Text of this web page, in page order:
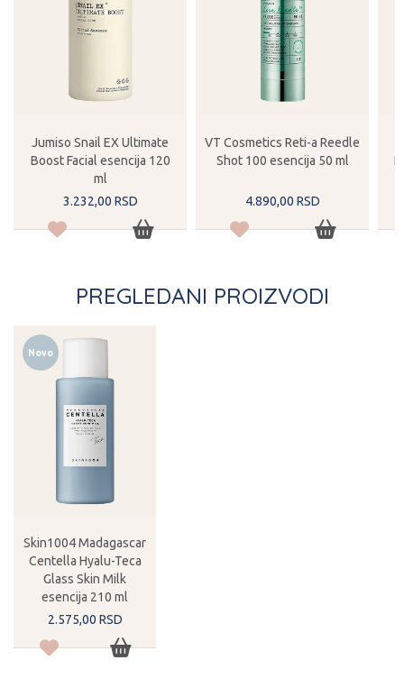
Jumiso Snail EX Ultimate
Boost Facial esencija 120
ml
3.232,00 RSD
VT Cosmetics Reti-a Reedle
Shot 100 esencija 50 ml
4.890,00 RSD
PREGLEDANI PROIZVODI
Novo
Skin1004 Madagascar
Centella Hyalu-Teca
Glass Skin Milk
esencija 210 ml
2.575,00 RSD